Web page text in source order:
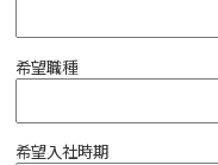
希望職種
希望入社時期